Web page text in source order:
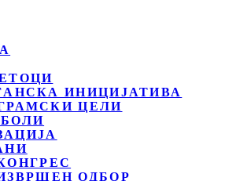
ИНИЦИЈАТИВА
ЦЕЛИ
ОДБОР